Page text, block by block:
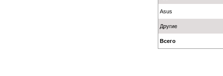
Asus
Другие
Всего